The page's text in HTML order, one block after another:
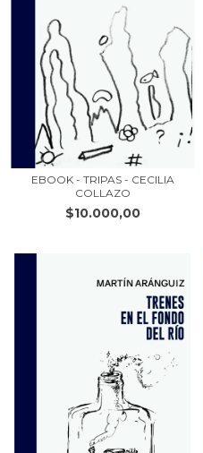
EBOOK - TRIPAS - CECILIA
COLLAZO
$10.000,00